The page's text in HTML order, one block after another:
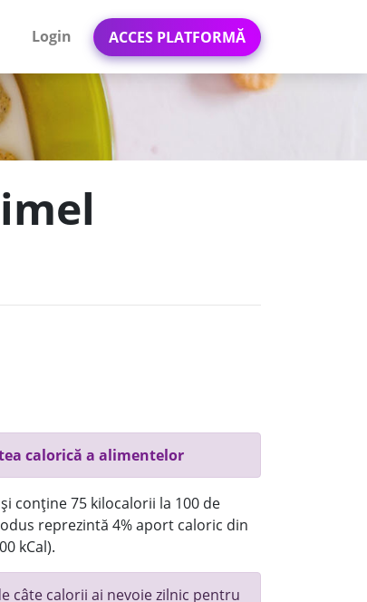
Login ACCES PLATFORMĂ
calorică a alimentelor
conține 75 kilocalorii la 100 de
reprezintă 4% aport caloric din
kCal).
câte calorii ai nevoie zilnic pentru